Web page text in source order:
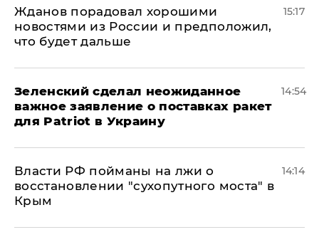
Жданов порадовал хорошими
новостями из России и предположил,
что будет дальше
15:17
Зеленский сделал неожиданное
важное заявление о поставках ракет
для Patriot в Украину
14:54
Власти РФ пойманы на лжи о
восстановлении "сухопутного моста" в
Крым
14:14